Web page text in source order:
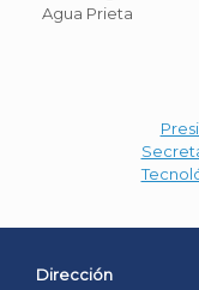
Agua Prieta
Dirección